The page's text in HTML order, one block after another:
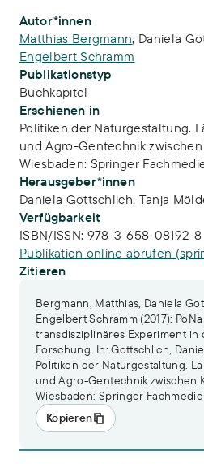
Publikations-Infos
Autor*innen
Matthias Bergmann, Daniela
Engelbert Schramm
Publikationstyp
Buchkapitel
Erschienen in
Politiken der Naturgestaltung.
und Agro-Gentechnik zwischen
Wiesbaden: Springer
Herausgeber*innen
Daniela Gottschlich, Tanja
Verfügbarkeit
ISBN/ISSN: 978-3-658-08192-8
Publikation online abrufen
Zitieren
Bergmann, Matthias, Daniela
Engelbert Schramm (2017):
transdisziplinäres Experiment in
Forschung. In: Gottschlich,
Politiken der Naturgestaltung.
und Agro-Gentechnik zwischen
Wiesbaden: Springer
Kopieren